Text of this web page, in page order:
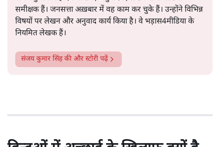
समीक्षक हैं। जनसत्ता अख़बार में वह काम कर चुके हैं। उन्होंने विभिन्न
विषयों पर लेखन और अनुवाद कार्य किया है। वे भड़ास4मीडिया के
नियमित लेखक हैं।
संजय कुमार सिंहकी और स्टोरी पढ़ें